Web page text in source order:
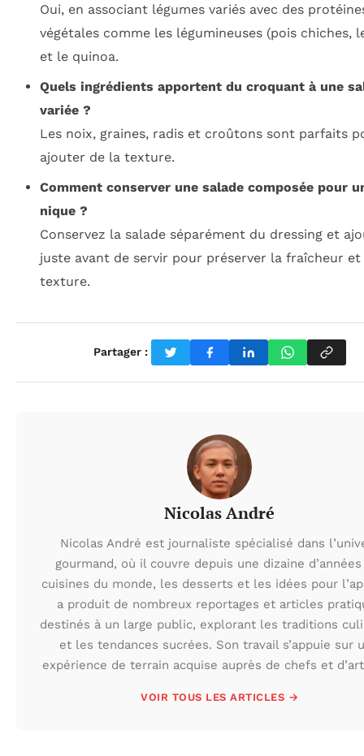
Oui, en associant légumes variés avec des
végétales comme les légumineuses (pois chiches,
et le quinoa.
Quels ingrédients apportent du croquant à une
variée ?
Les noix, graines, radis et croûtons sont parfaits
ajouter de la texture.
Comment conserver une salade composée pour
nique ?
Conservez la salade séparément du dressing et
juste avant de servir pour préserver la fraîcheur et
texture.
Partager :
Nicolas André
Nicolas André est journaliste spécialisé dans
gourmand, où il couvre depuis une dizaine
cuisines du monde, les desserts et les idées pour
a produit de nombreux reportages et articles
destinés à un large public, explorant les traditions
et les tendances sucrées. Son travail s’appuie sur
expérience de terrain acquise auprès de chefs et
VOIR TOUS LES ARTICLES →